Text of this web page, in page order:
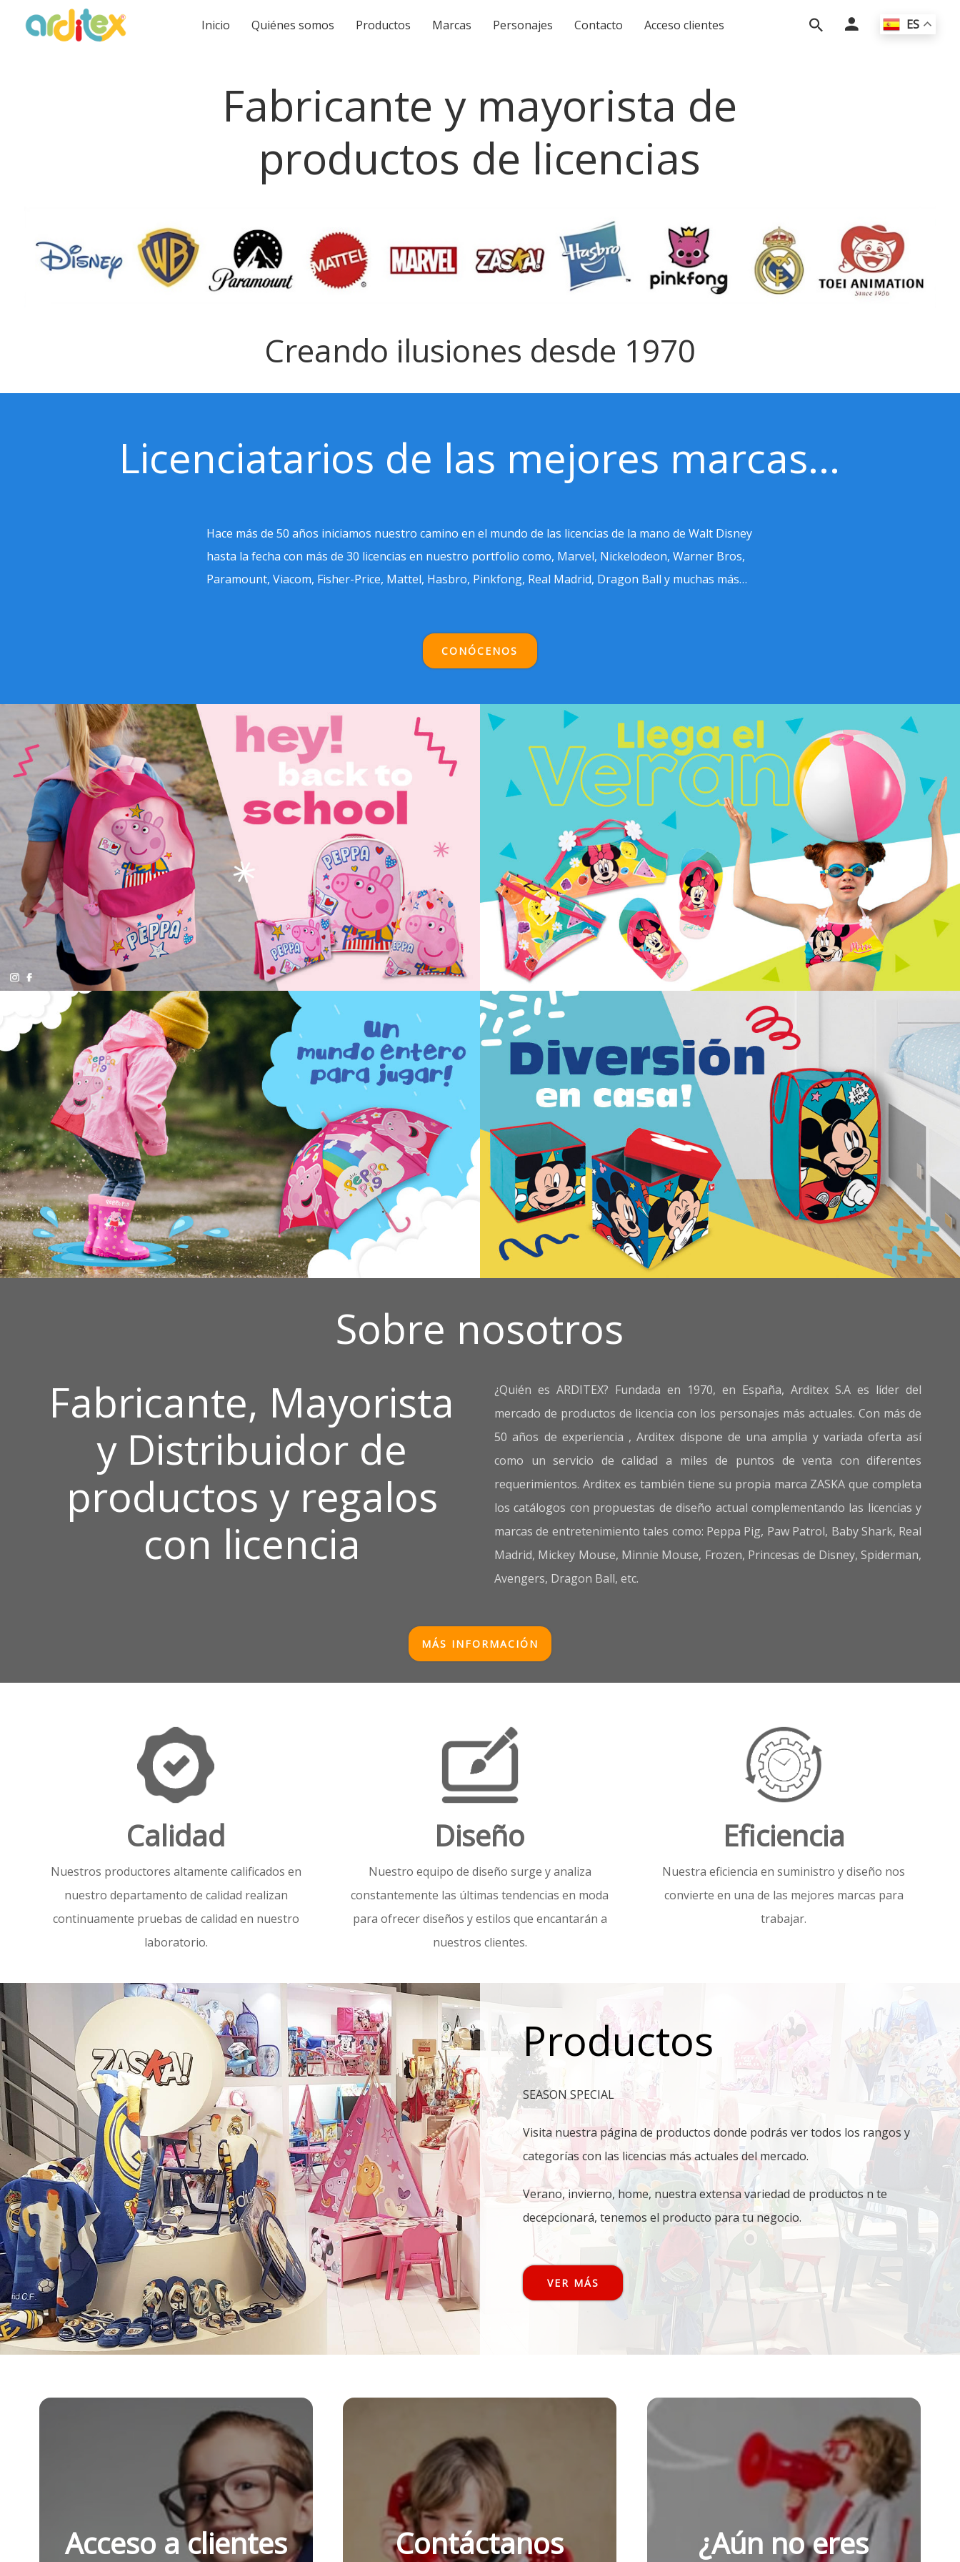
ES
Inicio Quiénes somos Productos Marcas Personajes Contacto Acceso clientes
Fabricante y mayorista de
productos de licencias
Creando ilusiones desde 1970
Licenciatarios de las mejores marcas...
Hace más de 50 años iniciamos nuestro camino en el mundo de las licencias de la mano de Walt Disney
hasta la fecha con más de 30 licencias en nuestro portfolio como, Marvel, Nickelodeon, Warner Bros,
Paramount, Viacom, Fisher-Price, Mattel, Hasbro, Pinkfong, Real Madrid, Dragon Ball y muchas más…
CONÓCENOS
Sobre nosotros
Fabricante, Mayorista
y Distribuidor de
productos y regalos
con licencia
¿Quién es ARDITEX? Fundada en 1970, en España, Arditex S.A es líder del
mercado de productos de licencia con los personajes más actuales. Con más de
50 años de experiencia , Arditex dispone de una amplia y variada oferta así
como un servicio de calidad a miles de puntos de venta con diferentes
requerimientos. Arditex es también tiene su propia marca ZASKA que completa
los catálogos con propuestas de diseño actual complementando las licencias y
marcas de entretenimiento tales como: Peppa Pig, Paw Patrol, Baby Shark, Real
Madrid, Mickey Mouse, Minnie Mouse, Frozen, Princesas de Disney, Spiderman,
Avengers, Dragon Ball, etc.
MÁS INFORMACIÓN
Calidad
Nuestros productores altamente calificados en
nuestro departamento de calidad realizan
continuamente pruebas de calidad en nuestro
laboratorio.
Diseño
Nuestro equipo de diseño surge y analiza
constantemente las últimas tendencias en moda
para ofrecer diseños y estilos que encantarán a
nuestros clientes.
Eficiencia
Nuestra eficiencia en suministro y diseño nos
convierte en una de las mejores marcas para
trabajar.
Productos
SEASON SPECIAL
Visita nuestra página de productos donde podrás ver todos los rangos y
categorías con las licencias más actuales del mercado.
Verano, invierno, home, nuestra extensa variedad de productos n te
decepcionará, tenemos el producto para tu negocio.
VER MÁS
Acceso a clientes Contáctanos
¿Aún no eres